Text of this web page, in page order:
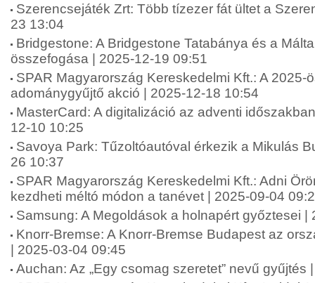
Szerencsejáték Zrt: Több tízezer fát ültet a
23 13:04
Bridgestone: A Bridgestone Tatabánya és a
összefogása | 2025-12-19 09:51
SPAR Magyarország Kereskedelmi Kft.: A 2025-
adománygyűjtő akció | 2025-12-18 10:54
MasterCard: A digitalizáció az adventi
12-10 10:25
Savoya Park: Tűzoltóautóval érkezik a Mikulás
26 10:37
SPAR Magyarország Kereskedelmi Kft.: Adni
kezdheti méltó módon a tanévet | 2025-09-04
Samsung: A Megoldások a holnapért győztesei |
Knorr-Bremse: A Knorr-Bremse Budapest az
| 2025-03-04 09:45
Auchan: Az „Egy csomag szeretet” nevű gyűjtés